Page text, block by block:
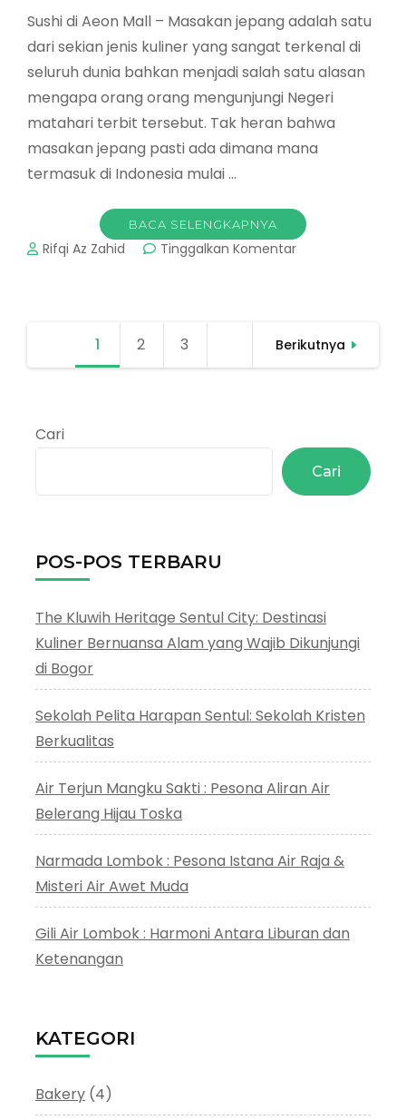
Sushi di Aeon Mall – Masakan jepang adalah satu
dari sekian jenis kuliner yang sangat terkenal di
seluruh dunia bahkan menjadi salah satu alasan
mengapa orang orang mengunjungi Negeri
matahari terbit tersebut. Tak heran bahwa
masakan jepang pasti ada dimana mana
termasuk di Indonesia mulai …
BACA SELENGKAPNYA
Rifqi Az Zahid Tinggalkan Komentarpada
Kini
PaginasiHalaman
1 Halaman
2 Halaman
3 Berikutnya
Cari
Cari
POS-POS TERBARU
The Kluwih Heritage Sentul City: Destinasi
Kuliner Bernuansa Alam yang Wajib Dikunjungi
di Bogor
Sekolah Pelita Harapan Sentul: Sekolah Kristen
Berkualitas
Air Terjun Mangku Sakti : Pesona Aliran Air
Belerang Hijau Toska
Narmada Lombok : Pesona Istana Air Raja &
Misteri Air Awet Muda
Gili Air Lombok : Harmoni Antara Liburan dan
Ketenangan
KATEGORI
Bakery (4)